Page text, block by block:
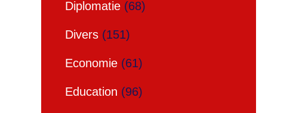
Diplomatie (68)
Divers (151)
Economie (61)
Education (96)